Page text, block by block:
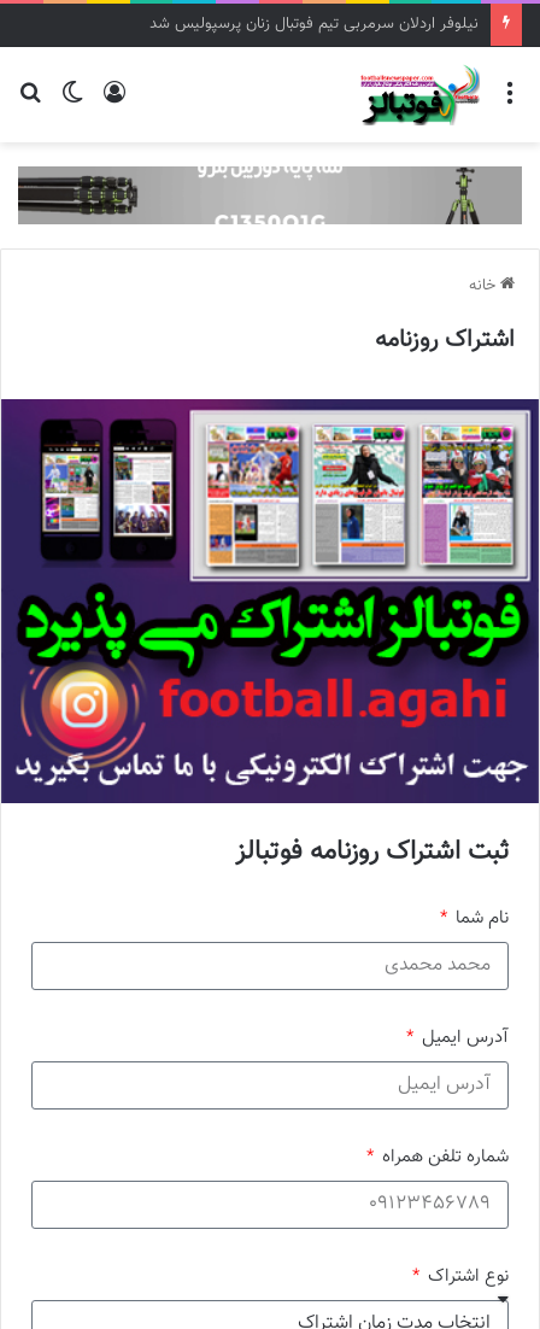
مریم ایراندوست سرمربی تیم فوتبال زنان استقلال شد
خانه
اشتراک روزنامه
ثبت اشتراک روزنامه فوتبالز
نام شما
آدرس ایمیل
شماره تلفن همراه
نوع اشتراک